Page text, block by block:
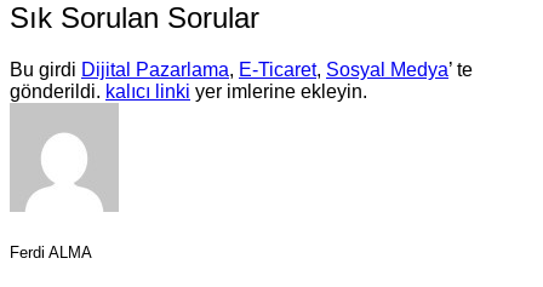
Sık Sorulan Sorular
Bu girdi Dijital Pazarlama, E-Ticaret, Sosyal Medya’ te
gönderildi. kalıcı linki yer imlerine ekleyin.
Ferdi ALMA